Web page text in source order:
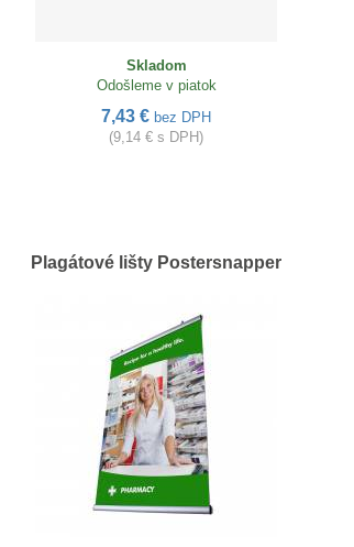
Skladom
Odošleme v piatok
7,43 €bez DPH
(9,14 € s DPH)
Plagátové lišty Postersnapper